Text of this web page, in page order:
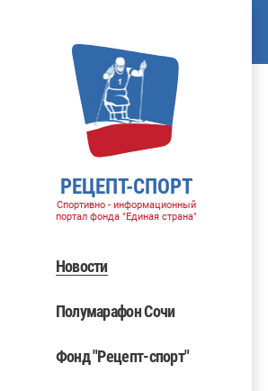
РЕЦЕПТ-СПОРТ
Спортивно - информационный
портал фонда "Единая страна"
Новости
Полумарафон Сочи
Фонд "Рецепт-спорт"